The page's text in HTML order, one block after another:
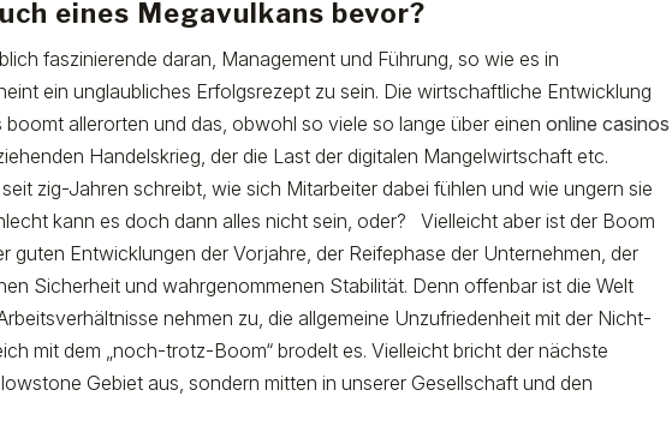
eines Megavulkans bevor?
faszinierende daran, Management und Führung, so wie es in
ein unglaubliches Erfolgsrezept zu sein. Die wirtschaftliche Entwicklung
allerorten und das, obwohl so viele so lange über einenonline casinos
Handelskrieg, der die Last der digitalen Mangelwirtschaft etc.
zig-Jahren schreibt, wie sich Mitarbeiter dabei fühlen und wie ungern sie
kann es doch dann alles nicht sein, oder? Vielleicht aber ist der Boom
guten Entwicklungen der Vorjahre, der Reifephase der Unternehmen, der
Sicherheit und wahrgenommenen Stabilität. Denn offenbar ist die Welt
nehmen zu, die allgemeine Unzufriedenheit mit der Nicht-
mit dem „noch-trotz-Boom“ brodelt es. Vielleicht bricht der nächste
Gebiet aus, sondern mitten in unserer Gesellschaft und den